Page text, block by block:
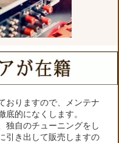
おりますので、メンテナ
底的になくします。
独自のチューニングをし
引き出して販売しますの